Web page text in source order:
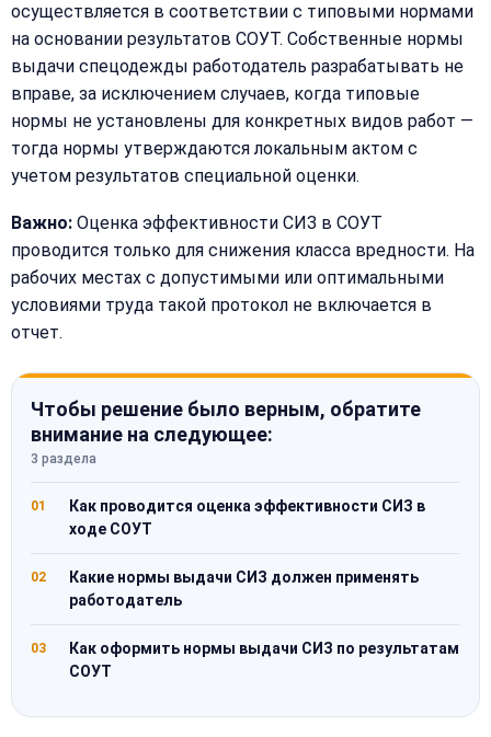
осуществляется в соответствии с типовыми нормами
на основании результатов СОУТ. Собственные нормы
выдачи спецодежды работодатель разрабатывать не
вправе, за исключением случаев, когда типовые
нормы не установлены для конкретных видов работ —
тогда нормы утверждаются локальным актом с
учетом результатов специальной оценки.
Важно: Оценка эффективности СИЗ в СОУТ
проводится только для снижения класса вредности. На
рабочих местах с допустимыми или оптимальными
условиями труда такой протокол не включается в
отчет.
Чтобы решение было верным, обратите
внимание на следующее:
3 раздела
01
Как проводится оценка эффективности СИЗ в
ходе СОУТ
02
Какие нормы выдачи СИЗ должен применять
работодатель
03
Как оформить нормы выдачи СИЗ по результатам
СОУТ